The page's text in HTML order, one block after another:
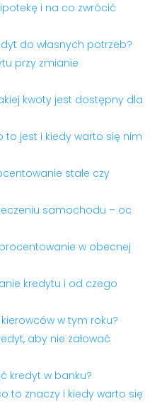
i na co zwrócić
do własnych potrzeb?
przy zmianie
kwoty jest dostępny dla
to jest i kiedy warto się nim
stałe czy
samochodu – oc
w obecnej
kredytu i od czego
w tym roku?
aby nie żałować
kredyt w banku?
to znaczy i kiedy warto się